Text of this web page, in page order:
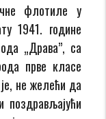
флотиле у
1941. године
„Драва”, са
прве класе
не желећи да
поздрављајући